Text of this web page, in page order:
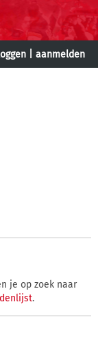
aanmelden
je op zoek naar
.